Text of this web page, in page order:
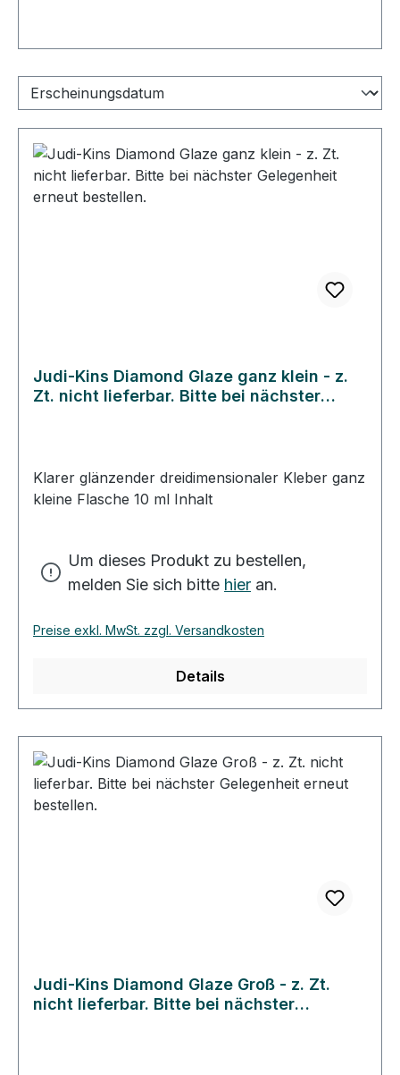
Judi-Kins Diamond Glaze ganz klein - z.
Zt. nicht lieferbar. Bitte bei nächster
Klarer glänzender dreidimensionaler Kleber ganz
kleine Flasche 10 ml Inhalt
Um dieses Produkt zu bestellen,
melden Sie sich bitte hier an.
Preise exkl. MwSt. zzgl. Versandkosten
Details
Judi-Kins Diamond Glaze Groß - z. Zt.
nicht lieferbar. Bitte bei nächster